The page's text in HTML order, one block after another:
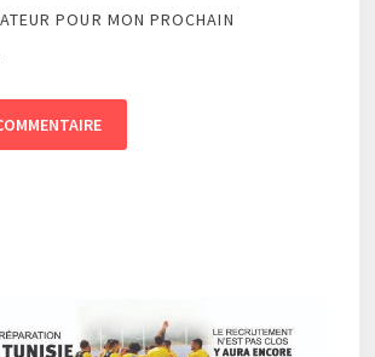
POUR MON PROCHAIN